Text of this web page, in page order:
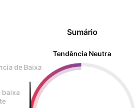
Sumário
Tendência Neutra
de Baixa
baixa